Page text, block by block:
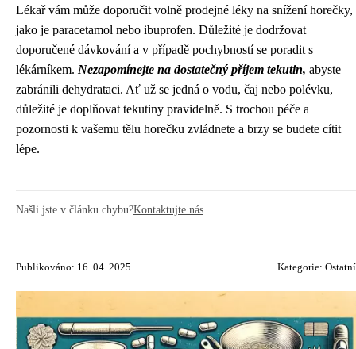
Lékař vám může doporučit volně prodejné léky na snížení horečky,
jako je paracetamol nebo ibuprofen. Důležité je dodržovat
doporučené dávkování a v případě pochybností se poradit s
lékárníkem. Nezapomínejte na dostatečný příjem tekutin, abyste
zabránili dehydrataci. Ať už se jedná o vodu, čaj nebo polévku,
důležité je doplňovat tekutiny pravidelně. S trochou péče a
pozornosti k vašemu tělu horečku zvládnete a brzy se budete cítit
lépe.
Našli jste v článku chybu?Kontaktujte nás
Publikováno: 16. 04. 2025 Kategorie: Ostatní